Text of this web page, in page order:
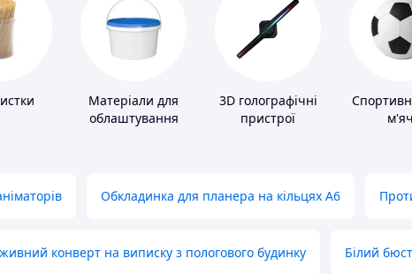
Матеріали для
облаштування
3D голографічні
пристрої
Обкладинка для планера на кільцях А6
конверт на виписку з пологового будинку Білий